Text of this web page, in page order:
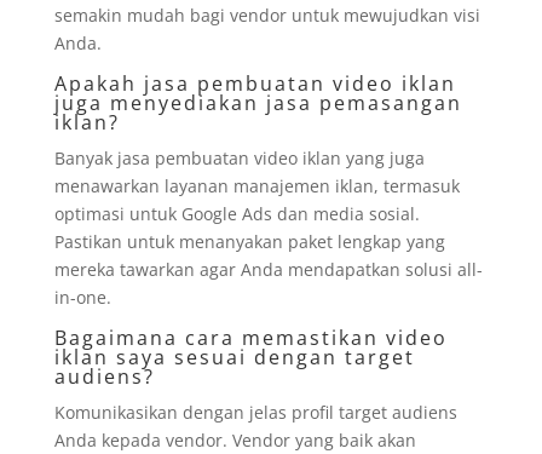
semakin mudah bagi vendor untuk mewujudkan visi
Anda.
Apakah jasa pembuatan video iklan
juga menyediakan jasa pemasangan
iklan?
Banyak jasa pembuatan video iklan yang juga
menawarkan layanan manajemen iklan, termasuk
optimasi untuk Google Ads dan media sosial.
Pastikan untuk menanyakan paket lengkap yang
mereka tawarkan agar Anda mendapatkan solusi all-
in-one.
Bagaimana cara memastikan video
iklan saya sesuai dengan target
audiens?
Komunikasikan dengan jelas profil target audiens
Anda kepada vendor. Vendor yang baik akan